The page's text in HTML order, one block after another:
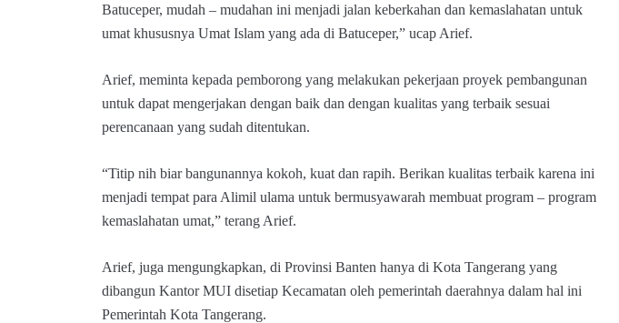
Batuceper, mudah – mudahan ini menjadi jalan keberkahan dan kemaslahatan untuk
umat khususnya Umat Islam yang ada di Batuceper,” ucap Arief.
Arief, meminta kepada pemborong yang melakukan pekerjaan proyek pembangunan
untuk dapat mengerjakan dengan baik dan dengan kualitas yang terbaik sesuai
perencanaan yang sudah ditentukan.
“Titip nih biar bangunannya kokoh, kuat dan rapih. Berikan kualitas terbaik karena ini
menjadi tempat para Alimil ulama untuk bermusyawarah membuat program – program
kemaslahatan umat,” terang Arief.
Arief, juga mengungkapkan, di Provinsi Banten hanya di Kota Tangerang yang
dibangun Kantor MUI disetiap Kecamatan oleh pemerintah daerahnya dalam hal ini
Pemerintah Kota Tangerang.